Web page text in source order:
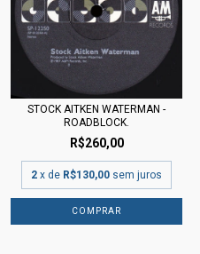
STOCK AITKEN WATERMAN -
ROADBLOCK.
R$260,00
2 x de R$130,00 sem juros